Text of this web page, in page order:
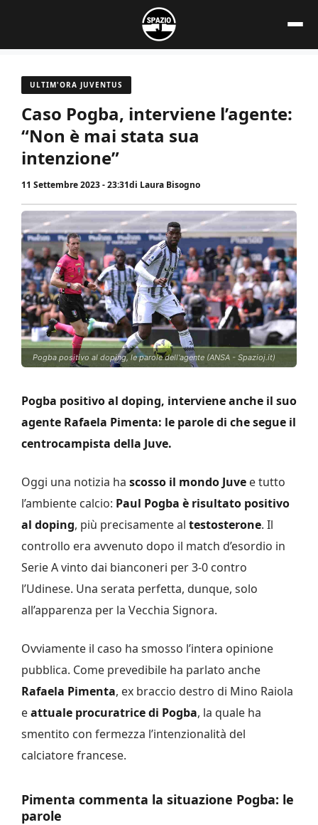
contenuto
ULTIM'ORA JUVENTUS
Caso Pogba, interviene l’agente:
“Non è mai stata sua
intenzione”
11 Settembre 2023 - 23:31di Laura Bisogno
Pogba positivo al doping, le parole dell'agente (ANSA - Spazioj.it)
Pogba positivo al doping, interviene anche il suo
agente Rafaela Pimenta: le parole di che segue il
centrocampista della Juve.
Oggi una notizia ha scosso il mondo Juve e tutto
l’ambiente calcio: Paul Pogba è risultato positivo
al doping, più precisamente al testosterone. Il
controllo era avvenuto dopo il match d’esordio in
Serie A vinto dai bianconeri per 3-0 contro
l’Udinese. Una serata perfetta, dunque, solo
all’apparenza per la Vecchia Signora.
Ovviamente il caso ha smosso l’intera opinione
pubblica. Come prevedibile ha parlato anche
Rafaela Pimenta, ex braccio destro di Mino Raiola
eattuale procuratrice di Pogba, la quale ha
smentito con fermezza l’intenzionalità del
calciatore francese.
Pimenta commenta la situazione Pogba: le
parole